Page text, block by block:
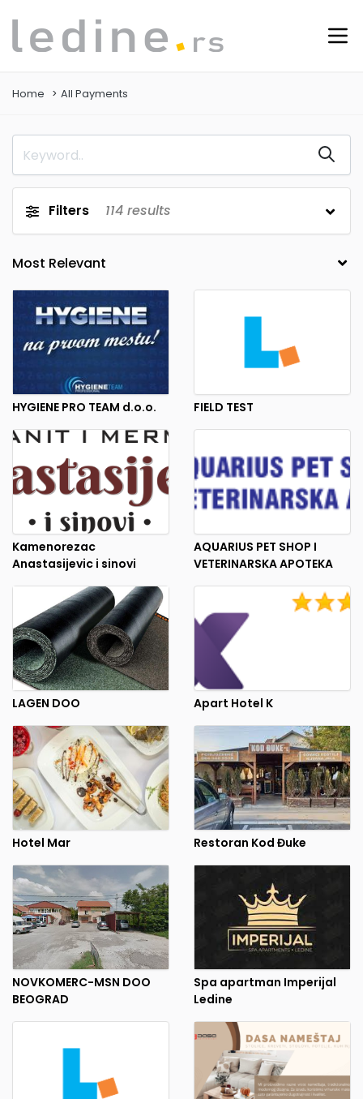
Home All Payments
Filters 114 results
HYGIENE PRO TEAM d.o.o. FIELD TEST
Kamenorezac
Anastasijevic i sinovi
AQUARIUS PET SHOP I
VETERINARSKA APOTEKA
LAGEN DOO Apart Hotel K
Hotel Mar Restoran Kod Đuke
NOVKOMERC-MSN DOO
BEOGRAD
Spa apartman Imperijal
Ledine